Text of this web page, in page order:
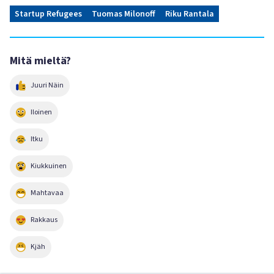
Startup Refugees Tuomas Milonoff Riku Rantala
Mitä mieltä?
Juuri Näin
Iloinen
Itku
Kiukkuinen
Mahtavaa
Rakkaus
Kjäh